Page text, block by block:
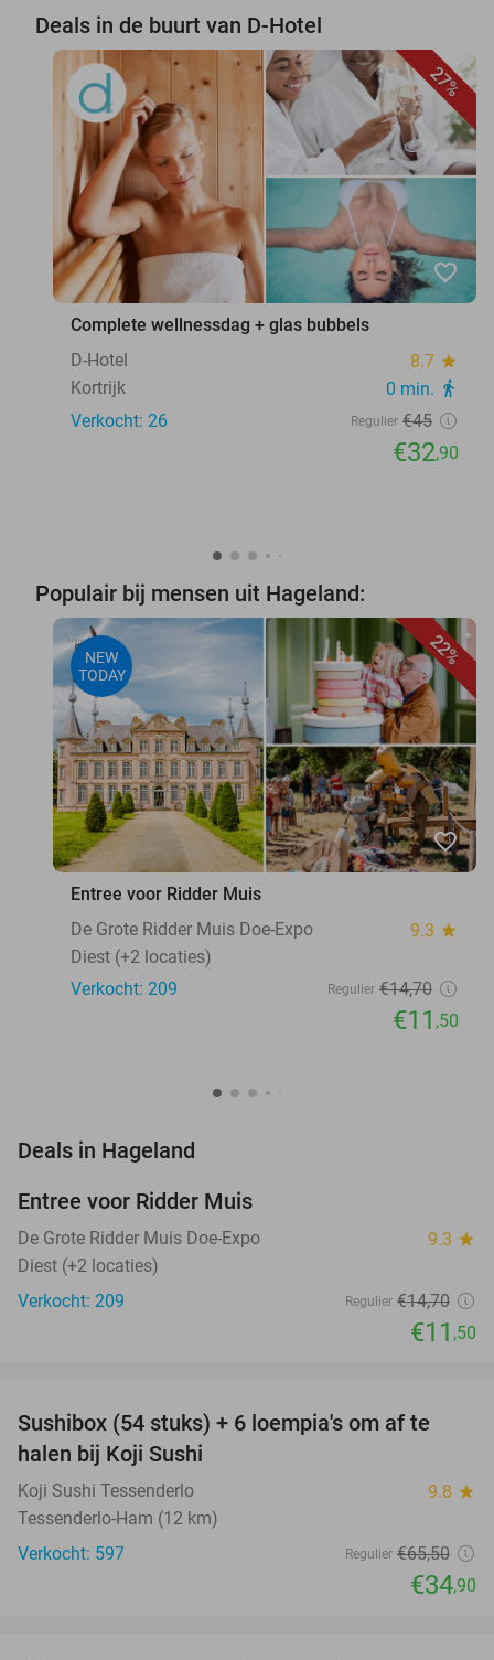
Deals in de buurt van D-Hotel
27%
favorite_border
Complete wellnessdag + glas bubbels
D-Hotel
8.7 star
Kortrijk 0 min. directions_walk
Verkocht: 26 Regulier €45
€32,90
Populair bij mensen uit Hageland:
22%
NEW
TODAY
favorite_border
Entree voor Ridder Muis
De Grote Ridder Muis Doe-Expo
9.3 star
Diest (+2 locaties)
Verkocht: 209
Regulier €14,70
€11 ,50
Deals in Hageland
TODAY
Entree voor Ridder Muis
De Grote Ridder Muis Doe-Expo 9.3 star
Diest (+2 locaties)
Verkocht: 209
Regulier €14,70
€11 ,50
47%
Sushibox (54 stuks) + 6 loempia's om af te
halen bij Koji Sushi
Koji Sushi Tessenderlo 9.8 star
Tessenderlo-Ham (12 km)
Verkocht: 597
Regulier €65,50
€34,90